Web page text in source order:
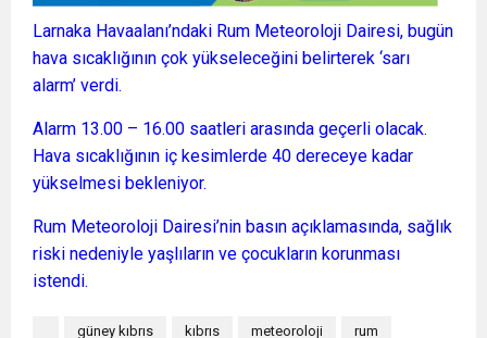
Larnaka Havaalanı’ndaki Rum Meteoroloji Dairesi, bugün
hava sıcaklığının çok yükseleceğini belirterek ‘sarı
alarm’ verdi.
Alarm 13.00 – 16.00 saatleri arasında geçerli olacak.
Hava sıcaklığının iç kesimlerde 40 dereceye kadar
yükselmesi bekleniyor.
Rum Meteoroloji Dairesi’nin basın açıklamasında, sağlık
riski nedeniyle yaşlıların ve çocukların korunması
istendi.
güney kıbrıs kıbrıs meteoroloji rum